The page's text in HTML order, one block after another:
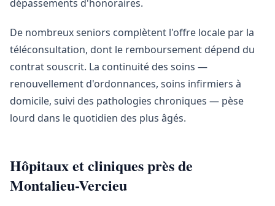
dépassements d'honoraires.
De nombreux seniors complètent l'offre locale par la
téléconsultation, dont le remboursement dépend du
contrat souscrit. La continuité des soins —
renouvellement d'ordonnances, soins infirmiers à
domicile, suivi des pathologies chroniques — pèse
lourd dans le quotidien des plus âgés.
Hôpitaux et cliniques près de
Montalieu-Vercieu